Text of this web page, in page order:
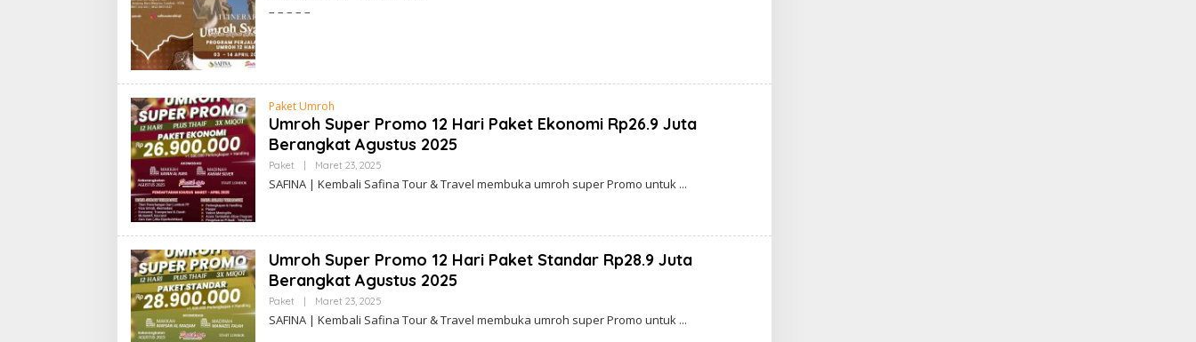
– – – – –
Paket Umroh
Umroh Super Promo 12 Hari Paket Ekonomi Rp26.9 Juta
Berangkat Agustus 2025
Paket | Maret 23, 2025
SAFINA | Kembali Safina Tour & Travel membuka umroh super Promo untuk
Umroh Super Promo 12 Hari Paket Standar Rp28.9 Juta
Berangkat Agustus 2025
Paket | Maret 23, 2025
SAFINA | Kembali Safina Tour & Travel membuka umroh super Promo untuk